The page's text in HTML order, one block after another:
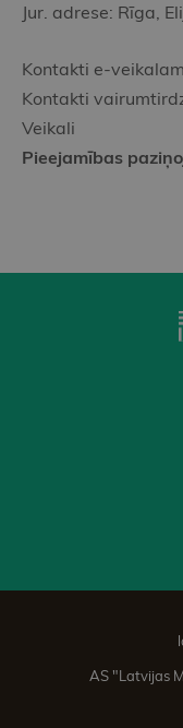
Jur. adrese: Rīga,
Kontakti e-veikalam
Kontakti
Veikali
Pieejamības
AS "Latvijas